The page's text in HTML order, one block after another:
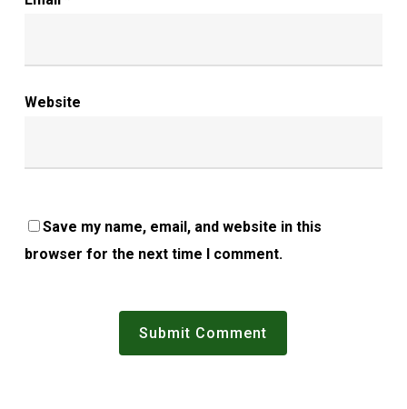
Website
Save my name, email, and website in this
browser for the next time I comment.